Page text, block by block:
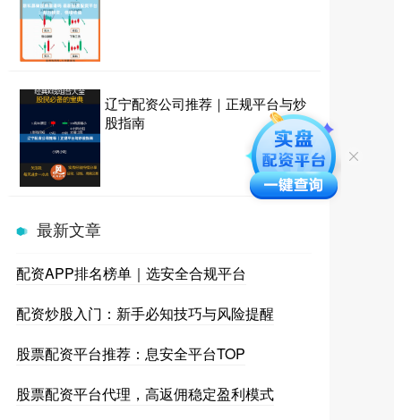
辽宁配资公司推荐｜正规平台与炒
股指南
最新文章
配资APP排名榜单｜选安全合规平台
配资炒股入门：新手必知技巧与风险提醒
股票配资平台推荐：息安全平台TOP
股票配资平台代理，高返佣稳定盈利模式